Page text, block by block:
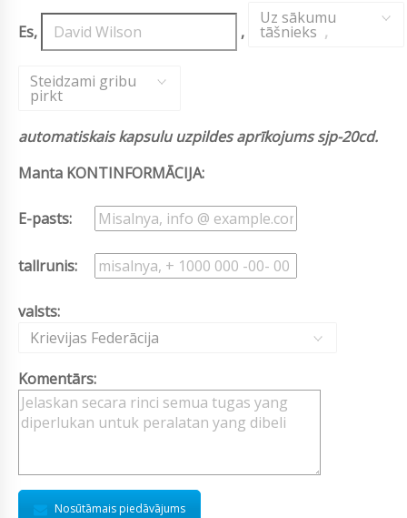
Es, ,
Uz sākumu
tāšnieks ,
Steidzami gribu
pirkt
automatiskais kapsulu uzpildes aprīkojums sjp-20cd.
Manta KONTINFORMĀCIJA:
E-pasts:
tallrunis:
valsts:
Krievijas Federācija
Komentārs:
Nosūtāmais piedāvājums